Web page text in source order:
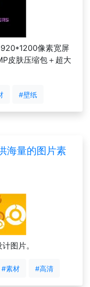
像素宽屏
皮肤压缩包＋超大
#壁纸
海量的图片素
图片。
#素材 #高清